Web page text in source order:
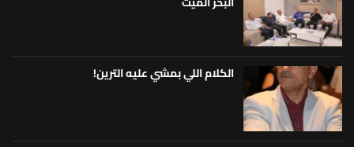
الكلام اللي بمشي عليه الترين!